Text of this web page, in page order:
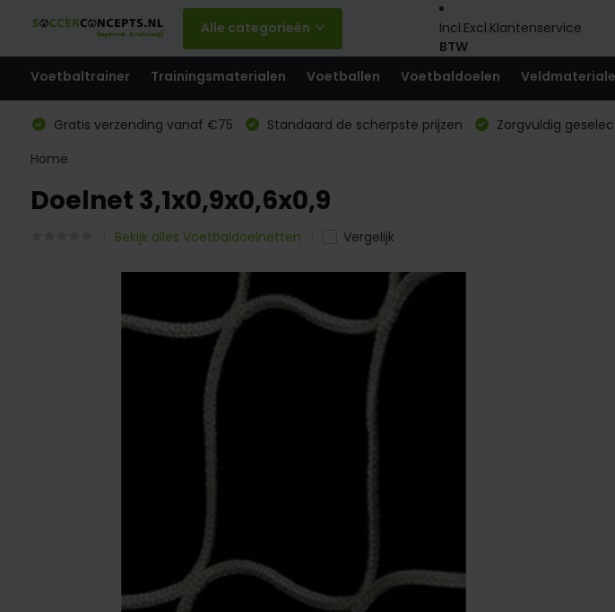
Alle categorieën Incl.Excl.
BTW
Klantenservice
Voetbaltrainer Trainingsmaterialen Voetballen Voetbaldoelen
Gratis verzending vanaf €75 Standaard de scherpste prijzen
Zorgvuldig
Home
Doelnet 3,1x0,9x0,6x0,9
Bekijk alles Voetbaldoelnetten Vergelijk